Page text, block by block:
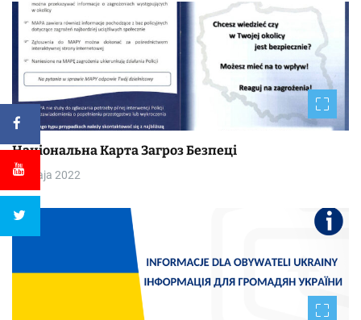
Національна Kapтa Загроз Безпеці
30 maja 2022